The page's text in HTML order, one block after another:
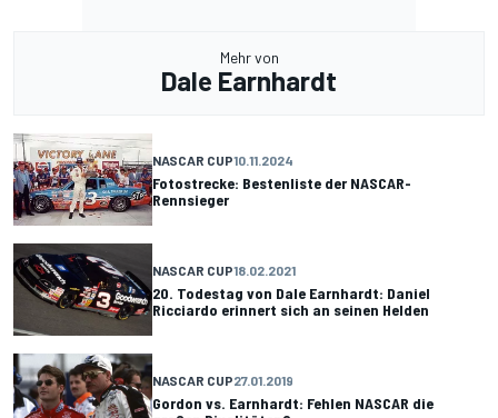
Mehr von
Dale Earnhardt
NASCAR CUP10.11.2024
Fotostrecke: Bestenliste der NASCAR-
Rennsieger
NASCAR CUP18.02.2021
20. Todestag von Dale Earnhardt: Daniel
Ricciardo erinnert sich an seinen Helden
NASCAR CUP27.01.2019
Gordon vs. Earnhardt: Fehlen NASCAR die